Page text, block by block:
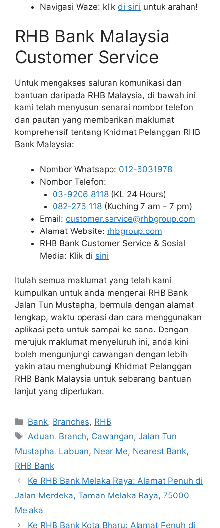
Navigasi Waze: klik di sini untuk arahan!
RHB Bank Malaysia
Customer Service
Untuk mengakses saluran komunikasi dan
bantuan daripada RHB Malaysia, di bawah ini
kami telah menyusun senarai nombor telefon
dan pautan yang memberikan maklumat
komprehensif tentang Khidmat Pelanggan RHB
Bank Malaysia:
Nombor Whatsapp: 012-6031978
Nombor Telefon:
03-9206 8118(KL 24 Hours)
082-276 118(Kuching 7 am – 7 pm)
Email: customer.service@rhbgroup.com
Alamat Website: rhbgroup.com
RHB Bank Customer Service & Sosial
Media: Klik di sini
Itulah semua maklumat yang telah kami
kumpulkan untuk anda mengenai RHB Bank
Jalan Tun Mustapha, bermula dengan alamat
lengkap, waktu operasi dan cara menggunakan
aplikasi peta untuk sampai ke sana. Dengan
merujuk maklumat menyeluruh ini, anda kini
boleh mengunjungi cawangan dengan lebih
yakin atau menghubungi Khidmat Pelanggan
RHB Bank Malaysia untuk sebarang bantuan
lanjut yang diperlukan.
Categories
Bank, Branches, RHB
Tags
Aduan, Branch, Cawangan,Jalan Tun
Mustapha, Labuan, Near Me, Nearest Bank,
RHB Bank
Ke RHB Bank Melaka Raya: Alamat Penuh di
Jalan Merdeka, Taman Melaka Raya, 75000
Melaka
Ke RHB Bank Kota Bharu: Alamat Penuh di